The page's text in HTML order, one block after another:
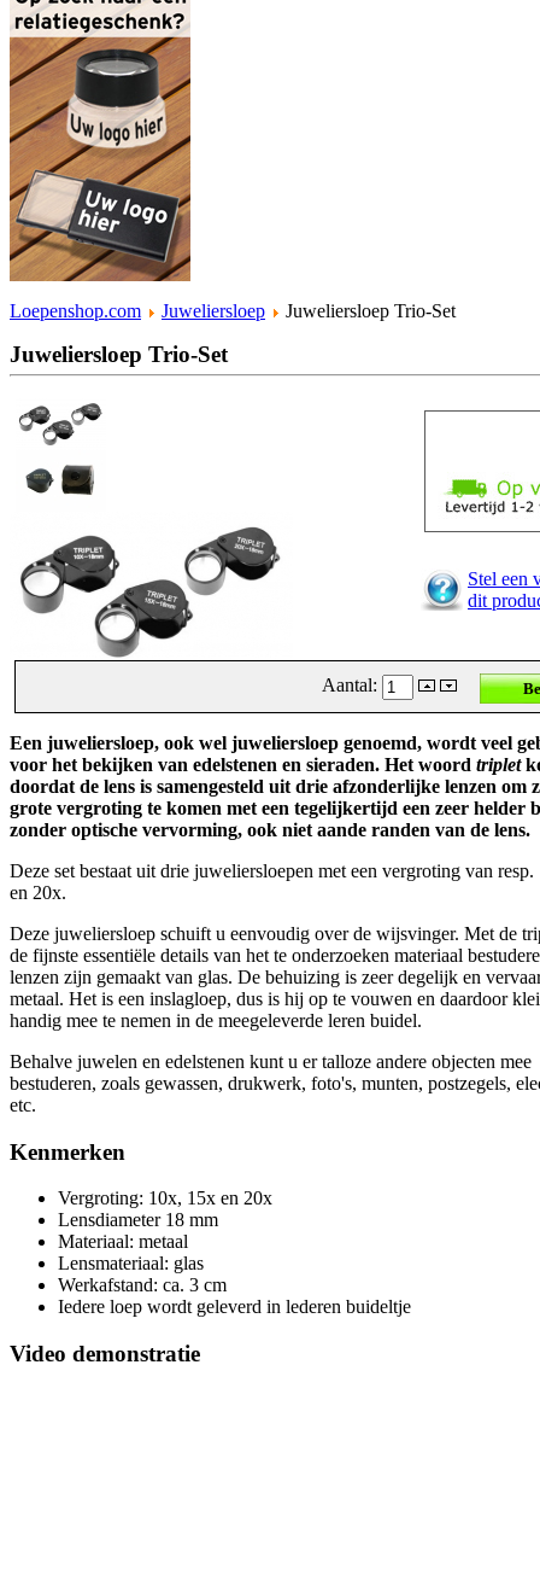
Loepenshop.com Juweliersloep Juweliersloep Trio-Set
Juweliersloep Trio-Set
Stel een
dit
Aantal:
Een juweliersloep, ook wel juweliersloep genoemd, wordt veel
voor het bekijken van edelstenen en sieraden. Het woord triplet
doordat de lens is samengesteld uit drie afzonderlijke lenzen om
grote vergroting te komen met een tegelijkertijd een zeer helder
zonder optische vervorming, ook niet aande randen van de lens.
Deze set bestaat uit drie juweliersloepen met een vergroting van
en 20x.
Deze juweliersloep schuift u eenvoudig over de wijsvinger. Met de
de fijnste essentiële details van het te onderzoeken materiaal
lenzen zijn gemaakt van glas. De behuizing is zeer degelijk en
metaal. Het is een inslagloep, dus is hij op te vouwen en daardoor
handig mee te nemen in de meegeleverde leren buidel.
Behalve juwelen en edelstenen kunt u er talloze andere objecten mee
bestuderen, zoals gewassen, drukwerk, foto's, munten, postzegels,
etc.
Kenmerken
Vergroting: 10x, 15x en 20x
Lensdiameter 18 mm
Materiaal: metaal
Lensmateriaal: glas
Werkafstand: ca. 3 cm
Iedere loep wordt geleverd in lederen buideltje
Video demonstratie